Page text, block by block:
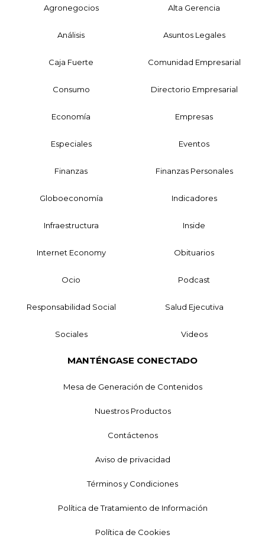
Agronegocios Alta Gerencia
Análisis Asuntos Legales
Caja Fuerte Comunidad Empresarial
Consumo Directorio Empresarial
Economía Empresas
Especiales Eventos
Finanzas Finanzas Personales
Globoeconomía Indicadores
Infraestructura Inside
Internet Economy Obituarios
Ocio Podcast
Responsabilidad Social Salud Ejecutiva
Sociales Videos
MANTÉNGASE CONECTADO
Mesa de Generación de Contenidos
Nuestros Productos
Contáctenos
Aviso de privacidad
Términos y Condiciones
Política de Tratamiento de Información
Política de Cookies